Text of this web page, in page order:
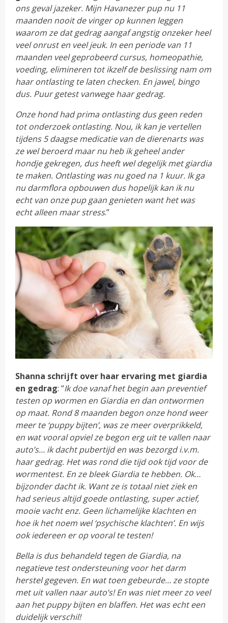
ons geval jazeker. Mijn Havanezer pup nu 11
maanden nooit de vinger op kunnen leggen
waarom ze dat gedrag aangaf angstig onzeker heel
veel onrust en veel jeuk. In een periode van 11
maanden veel geprobeerd cursus, homeopathie,
voeding, elimineren tot ikzelf de beslissing nam om
haar ontlasting te laten checken. En jawel, bingo
dus. Puur getest vanwege haar gedrag.
Onze hond had prima ontlasting dus geen reden
tot onderzoek ontlasting. Nou, ik kan je vertellen
tijdens 5 daagse medicatie van de dierenarts was
ze wel beroerd maar nu heb ik geheel ander
hondje gekregen, dus heeft wel degelijk met giardia
te maken. Ontlasting was nu goed na 1 kuur. Ik ga
nu darmflora opbouwen dus hopelijk kan ik nu
echt van onze pup gaan genieten want het was
echt alleen maar stress.”
Shanna schrijft over haar ervaring met giardia
en gedrag: “Ik doe vanaf het begin aan preventief
testen op wormen en Giardia en dan ontwormen
op maat. Rond 8 maanden begon onze hond weer
meer te ‘puppy bijten’, was ze meer overprikkeld,
en wat vooral opviel ze begon erg uit te vallen naar
auto’s… ik dacht pubertijd en was bezorgd i.v.m.
haar gedrag. Het was rond die tijd ook tijd voor de
wormentest. En ze bleek Giardia te hebben. Ok…
bijzonder dacht ik. Want ze is totaal niet ziek en
had serieus altijd goede ontlasting, super actief,
mooie vacht enz. Geen lichamelijke klachten en
hoe ik het noem wel ‘psychische klachten’. En wijs
ook iedereen er op vooral te testen!
Bella is dus behandeld tegen de Giardia, na
negatieve test ondersteuning voor het darm
herstel gegeven. En wat toen gebeurde… ze stopte
met uit vallen naar auto’s! En was niet meer zo veel
aan het puppy bijten en blaffen. Het was echt een
duidelijk verschil!